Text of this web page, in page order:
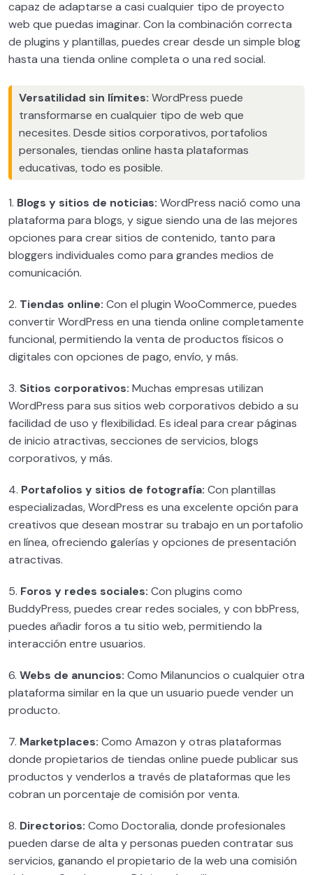
Qué necesitas para crear un sitio web
WordPress
0/7
Cuentas de email para proyecto web
Cómo instalar WordPress
WordPress y su sistema de archivos 0/4
Plantillas WordPress
Plugins WordPress PREMIUM 0/2
WooCommerce y todas sus posibilidades 0/13
Migración y clonación de sitios WordPress
Indispensables para diseñadores WordPress
0/4
Gestión de clientes en tu negocio
Cómo Facturar 20.000€/mes como
diseñador web
Cómo conseguir clientes ilimitados 0/3
Cómo utilizar la IA si eres diseñador web
Cómo externalizar proyectos WordPress 0/2
Proyectos WordPress avanzados 0/5
Seguridad en WordPress – MASTERCLASS
Velocidad de carga WordPress –
MASTERCLASS
Comunidades y recursos de WordPress
Maquetando Nuestra Primera Web 0/10
capaz de adaptarse a casi cualquier tipo de proyecto
web que puedas imaginar. Con la combinación correcta
de plugins y plantillas, puedes crear desde un simple blog
hasta una tienda online completa o una red social.
Versatilidad sin límites: WordPress puede
transformarse en cualquier tipo de web que
necesites. Desde sitios corporativos, portafolios
personales, tiendas online hasta plataformas
educativas, todo es posible.
1. Blogs y sitios de noticias: WordPress nació como una
plataforma para blogs, y sigue siendo una de las mejores
opciones para crear sitios de contenido, tanto para
bloggers individuales como para grandes medios de
comunicación.
2. Tiendas online: Con el plugin WooCommerce, puedes
convertir WordPress en una tienda online completamente
funcional, permitiendo la venta de productos físicos o
digitales con opciones de pago, envío, y más.
3. Sitios corporativos: Muchas empresas utilizan
WordPress para sus sitios web corporativos debido a su
facilidad de uso y flexibilidad. Es ideal para crear páginas
de inicio atractivas, secciones de servicios, blogs
corporativos, y más.
4. Portafolios y sitios de fotografía: Con plantillas
especializadas, WordPress es una excelente opción para
creativos que desean mostrar su trabajo en un portafolio
en línea, ofreciendo galerías y opciones de presentación
atractivas.
5. Foros y redes sociales: Con plugins como
BuddyPress, puedes crear redes sociales, y con bbPress,
puedes añadir foros a tu sitio web, permitiendo la
interacción entre usuarios.
6. Webs de anuncios: Como Milanuncios o cualquier otra
plataforma similar en la que un usuario puede vender un
producto.
7. Marketplaces: Como Amazon y otras plataformas
donde propietarios de tiendas online puede publicar sus
productos y venderlos a través de plataformas que les
cobran un porcentaje de comisión por venta.
8. Directorios: Como Doctoralia, donde profesionales
pueden darse de alta y personas pueden contratar sus
servicios, ganando el propietario de la web una comisión